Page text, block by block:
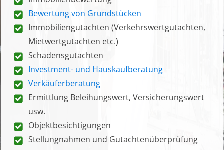
Bewertung von Grundstücken
Immobiliengutachten (Verkehrswertgutachten,
Mietwertgutachten etc.)
Schadensgutachten
Investment- und Hauskaufberatung
Verkäuferberatung
Ermittlung Beleihungswert, Versicherungswert
usw.
Objektbesichtigungen
Stellungnahmen und Gutachtenüberprüfung